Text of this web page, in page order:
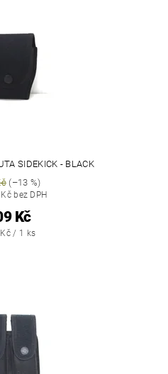
SIDEKICK - BLACK
(–13 %)
bez DPH
Kč
/ 1 ks